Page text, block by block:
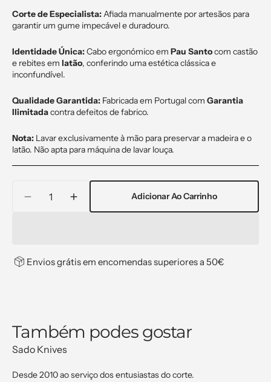
Corte de Especialista:Afiada manualmente por artesãos para
garantir um gume impecável e duradouro.
Identidade Única:Cabo ergonómico em Pau Santocom castão
e rebites em latão, conferindo uma estética clássica e
inconfundível.
Qualidade Garantida: Fabricada em Portugal com Garantia
Ilimitadacontra defeitos de fabrico.
Nota: Lavar exclusivamente à mão para preservar a madeira e o
latão. Não apta para máquina de lavar louça.
Decrease
alvéolos
Increase
quantity
alvéolos
Adicionar Ao Carrinho
Envios grátis em encomendas superiores a 50€
Também podes gostar
Sado Knives
Desde 2010 ao serviço dos entusiastas do corte.